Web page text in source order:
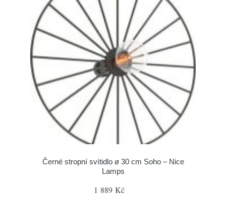
Černé stropní svítidlo ø 30 cm Soho – Nice
Lamps
1 889 Kč